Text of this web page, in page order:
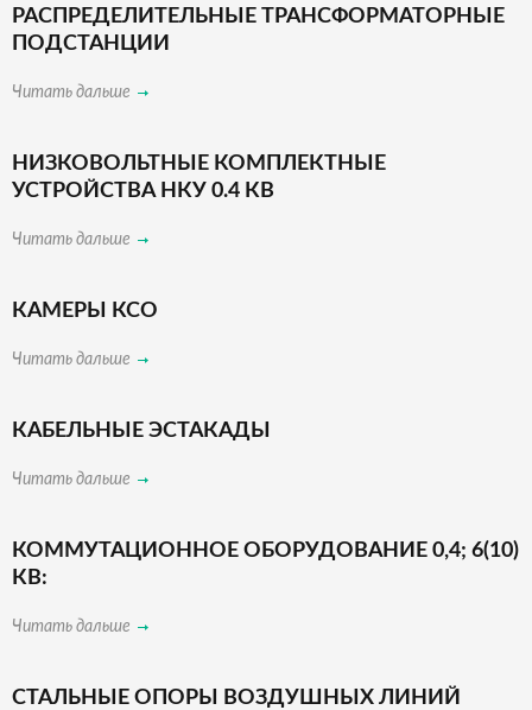
РАСПРЕДЕЛИТЕЛЬНЫЕ ТРАНСФОРМАТОРНЫЕ
ПОДСТАНЦИИ
Читать дальше
НИЗКОВОЛЬТНЫЕ КОМПЛЕКТНЫЕ
УСТРОЙСТВА НКУ 0.4 КВ
Читать дальше
КАМЕРЫ КСО
Читать дальше
КАБЕЛЬНЫЕ ЭСТАКАДЫ
Читать дальше
КОММУТАЦИОННОЕ ОБОРУДОВАНИЕ 0,4; 6(10)
КВ:
Читать дальше
СТАЛЬНЫЕ ОПОРЫ ВОЗДУШНЫХ ЛИНИЙ